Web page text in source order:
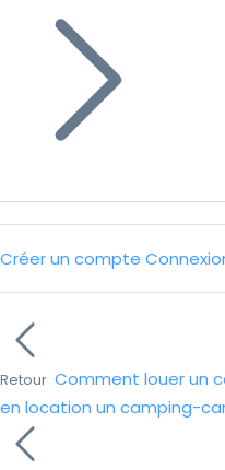
Créer un compte
Retour Comment louer un
en location un camping-